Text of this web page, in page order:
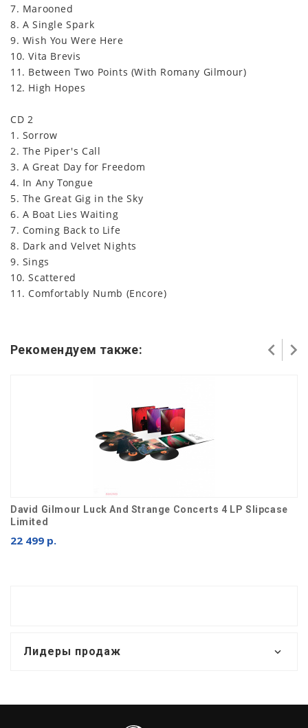
7. Marooned
8. A Single Spark
9. Wish You Were Here
10. Vita Brevis
11. Between Two Points (With Romany Gilmour)
12. High Hopes
CD 2
1. Sorrow
2. The Piper's Call
3. A Great Day for Freedom
4. In Any Tongue
5. The Great Gig in the Sky
6. A Boat Lies Waiting
7. Coming Back to Life
8. Dark and Velvet Nights
9. Sings
10. Scattered
11. Comfortably Numb (Encore)
Рекомендуем также:
David Gilmour Luck And Strange Concerts 4 LP Slipcase
Limited
22 499 р.
Лидеры продаж